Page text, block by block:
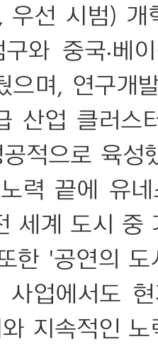
우선 시범)
와 중국·베
으며, 연구개
산업 클러
적으로 육성
력 끝에 유
세계 도시 중
한 '공연의
업에서도
지속적인